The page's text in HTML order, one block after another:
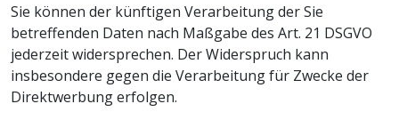
Sie können der künftigen Verarbeitung der Sie
betreffenden Daten nach Maßgabe des Art. 21 DSGVO
jederzeit widersprechen. Der Widerspruch kann
insbesondere gegen die Verarbeitung für Zwecke der
Direktwerbung erfolgen.